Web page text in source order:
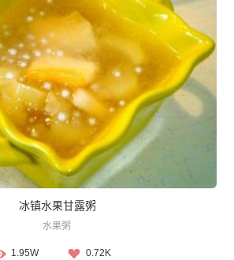
冰镇水果甘露粥
水果粥
1.95W 0.72K